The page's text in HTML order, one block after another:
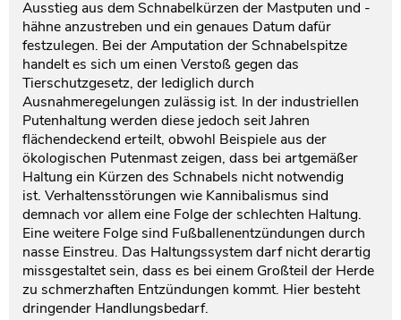
Ausstieg aus dem Schnabelkürzen der Mastputen und -
hähne anzustreben und ein genaues Datum dafür
festzulegen. Bei der Amputation der Schnabelspitze
handelt es sich um einen Verstoß gegen das
Tierschutzgesetz, der lediglich durch
Ausnahmeregelungen zulässig ist. In der industriellen
Putenhaltung werden diese jedoch seit Jahren
flächendeckend erteilt, obwohl Beispiele aus der
ökologischen Putenmast zeigen, dass bei artgemäßer
Haltung ein Kürzen des Schnabels nicht notwendig
ist. Verhaltensstörungen wie Kannibalismus sind
demnach vor allem eine Folge der schlechten Haltung.
Eine weitere Folge sind Fußballenentzündungen durch
nasse Einstreu. Das Haltungssystem darf nicht derartig
missgestaltet sein, dass es bei einem Großteil der Herde
zu schmerzhaften Entzündungen kommt. Hier besteht
dringender Handlungsbedarf.